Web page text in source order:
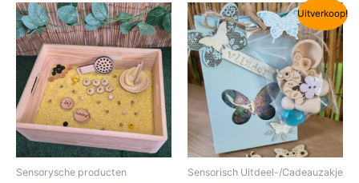
Sensorysche producten
Uitverkoop!
Sensorisch Uitdeel-/Cadeauzakje
Oorspronkelijke
prijs
was:
€ 9,50.
Huidige
prijs
is:
€ 7,50.